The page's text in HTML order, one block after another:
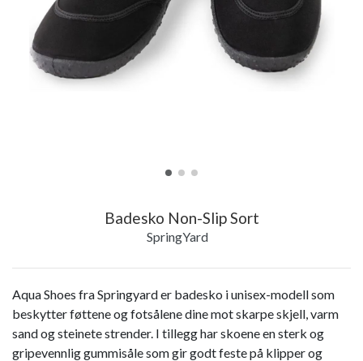
Badesko Non-Slip Sort
SpringYard
Aqua Shoes fra Springyard er badesko i unisex-modell som
beskytter føttene og fotsålene dine mot skarpe skjell, varm
sand og steinete strender. I tillegg har skoene en sterk og
gripevennlig gummisåle som gir godt feste på klipper og